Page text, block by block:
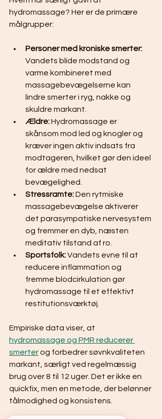
hydromassage? Her er de primære
målgrupper:
Personer med kroniske smerter:
Vandets blide modstand og
varme kombineret med
massagebevægelserne kan
lindre smerter i ryg, nakke og
skuldre markant.
Ældre: Hydromassage er
skånsom mod led og knogler og
kræver ingen aktiv indsats fra
modtageren, hvilket gør den ideel
for ældre med nedsat
bevægelighed.
Stressramte: Den rytmiske
massagebevægelse aktiverer
det parasympatiske nervesystem
og fremmer en dyb, næsten
meditativ tilstand af ro.
Sportsfolk: Vandets evne til at
reducere inflammation og
fremme blodcirkulation gør
hydromassage til et effektivt
restitutionsværktøj.
Empiriske data viser, at
hydromassage og PMR reducerer
smerter og forbedrer søvnkvaliteten
markant, særligt ved regelmæssig
brug over 8 til 12 uger. Det er ikke en
quickfix, men en metode, der belønner
tålmodighed og konsistens.